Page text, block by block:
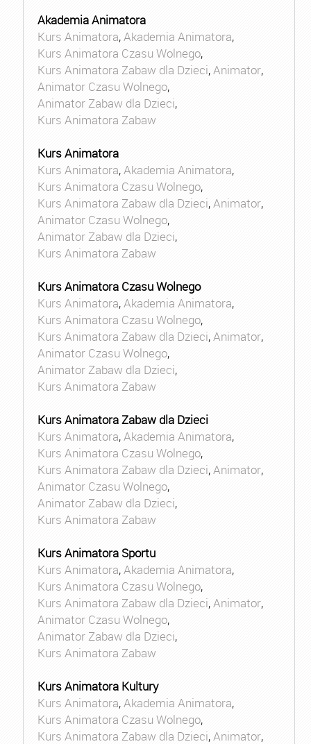
Akademia Animatora
Kurs Animatora,Akademia Animatora,
Kurs Animatora Czasu Wolnego,
Kurs Animatora Zabaw dla Dzieci,Animator,
Animator Czasu Wolnego,
Animator Zabaw dla Dzieci,
Kurs Animatora Zabaw
Kurs Animatora
Kurs Animatora,Akademia Animatora,
Kurs Animatora Czasu Wolnego,
Kurs Animatora Zabaw dla Dzieci,Animator,
Animator Czasu Wolnego,
Animator Zabaw dla Dzieci,
Kurs Animatora Zabaw
Kurs Animatora Czasu Wolnego
Kurs Animatora,Akademia Animatora,
Kurs Animatora Czasu Wolnego,
Kurs Animatora Zabaw dla Dzieci,Animator,
Animator Czasu Wolnego,
Animator Zabaw dla Dzieci,
Kurs Animatora Zabaw
Kurs Animatora Zabaw dla Dzieci
Kurs Animatora,Akademia Animatora,
Kurs Animatora Czasu Wolnego,
Kurs Animatora Zabaw dla Dzieci,Animator,
Animator Czasu Wolnego,
Animator Zabaw dla Dzieci,
Kurs Animatora Zabaw
Kurs Animatora Sportu
Kurs Animatora,Akademia Animatora,
Kurs Animatora Czasu Wolnego,
Kurs Animatora Zabaw dla Dzieci,Animator,
Animator Czasu Wolnego,
Animator Zabaw dla Dzieci,
Kurs Animatora Zabaw
Kurs Animatora Kultury
Kurs Animatora,Akademia Animatora,
Kurs Animatora Czasu Wolnego,
Kurs Animatora Zabaw dla Dzieci,Animator,